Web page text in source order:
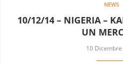
NEWS
10/12/14 – NIGERIA –
UN
10